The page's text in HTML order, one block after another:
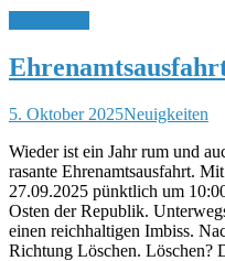
5. Oktober 2025Neuigkeiten
Wieder ist ein Jahr rum und
rasante Ehrenamtsausfahrt.
27.09.2025 pünktlich um
Osten der Republik.
einen reichhaltigen Imbiss.
Richtung Löschen. Löschen?